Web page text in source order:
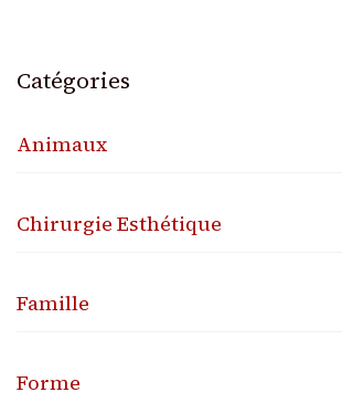
Catégories
Animaux
Chirurgie Esthétique
Famille
Forme